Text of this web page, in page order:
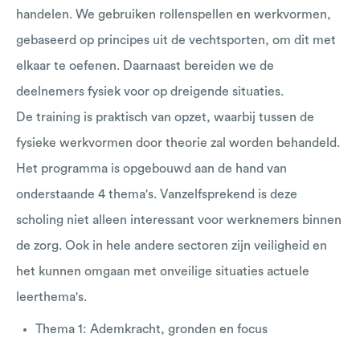
handelen. We gebruiken rollenspellen en werkvormen,
gebaseerd op principes uit de vechtsporten, om dit met
elkaar te oefenen. Daarnaast bereiden we de
deelnemers fysiek voor op dreigende situaties.
De training is praktisch van opzet, waarbij tussen de
fysieke werkvormen door theorie zal worden behandeld.
Het programma is opgebouwd aan de hand van
onderstaande 4 thema's. Vanzelfsprekend is deze
scholing niet alleen interessant voor werknemers binnen
de zorg. Ook in hele andere sectoren zijn veiligheid en
het kunnen omgaan met onveilige situaties actuele
leerthema's.
Thema 1: Ademkracht, gronden en focus